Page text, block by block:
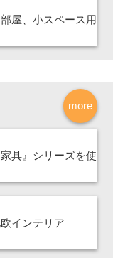
屋、小スペース用
more
具』シリーズを使
インテリア